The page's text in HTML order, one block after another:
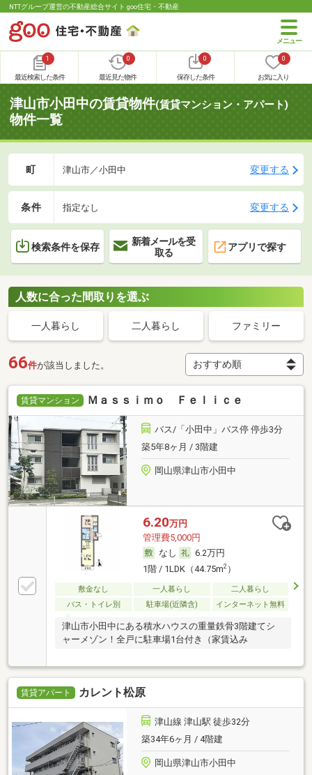
NTTグループ運営の不動産総合サイト goo住宅・不動産
1
最近検索した条件
0
最近見た物件
0
保存した条件
0
お気に入り
津山市小田中の賃貸物件(賃貸マンション・アパート)
物件一覧
町 津山市／小田中 変更する
条件 指定なし 変更する
検索条件を保存
新着メールを受
取る
アプリで探す
人数に合った間取りを選ぶ
一人暮らし 二人暮らし ファミリー
66件が該当しました。
賃貸マンション Ｍａｓｓｉｍｏ Ｆｅｌｉｃｅ
バス/「小田中」バス停 停歩3分
築5年8ヶ月 / 3階建
岡山県津山市小田中
6.20万円
管理費5,000円
なし
6.2万円
1階 / 1LDK（44.75m2）
敷金なし 一人暮らし
二人暮らし
バス・トイレ別
駐車場(近隣含) インターネット無料
津山市小田中にある積水ハウスの重量鉄骨3階建てシ
ャーメゾン！全戸に駐車場1台付き（家賃込み
賃貸アパート カレント松原
津山線 津山駅 徒歩32分
築34年6ヶ月 / 4階建
岡山県津山市小田中